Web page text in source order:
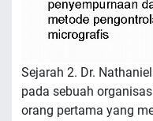
Sejarah 2. Dr.
pada sebuah
orang pertama yang